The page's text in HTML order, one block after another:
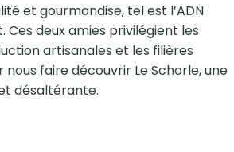
et gourmandise, tel est l’ADN
Ces deux amies privilégient les
artisanales et les filières
faire découvrir Le Schorle, une
désaltérante.